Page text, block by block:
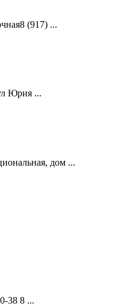
(917) ...
Юрия ...
дом ...
38 8 ...